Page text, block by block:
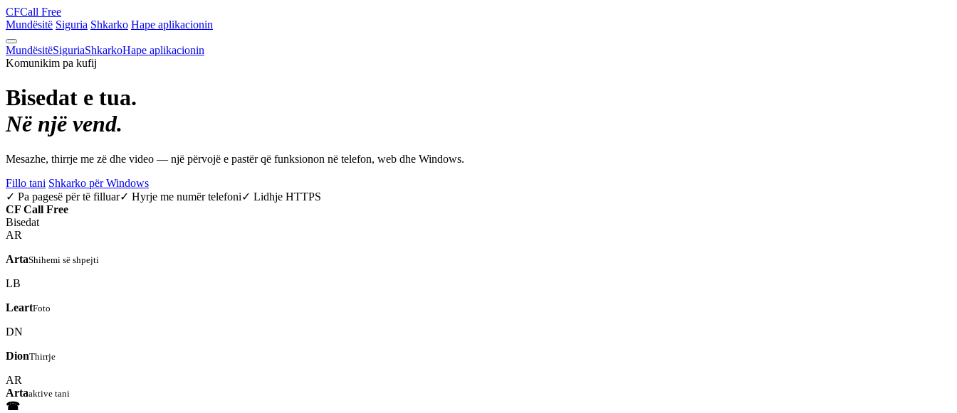
CFCall Free
Mundësitë Siguria Shkarko Hape aplikacionin
MundësitëSiguriaShkarkoHape aplikacionin
Komunikim pa kufij
Bisedat e tua.
Në një vend.
Mesazhe, thirrje me zë dhe video — një përvojë e pastër që funksionon në telefon, web dhe Windows.
Fillo tani Shkarko për Windows
✓ Pa pagesë për të filluar✓ Hyrje me numër telefoni✓ Lidhje HTTPS
CF Call Free
Bisedat
AR
ArtaShihemi së shpejti
LB
LeartFoto
DN
DionThirrje
AR
Artaaktive tani
☎